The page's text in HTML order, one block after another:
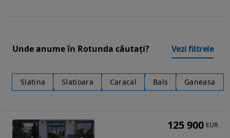
Unde anume în Rotunda căutați? Vezi filtrele
Slatina Slatioara Caracal Bals Ganeasa
125 900 EUR